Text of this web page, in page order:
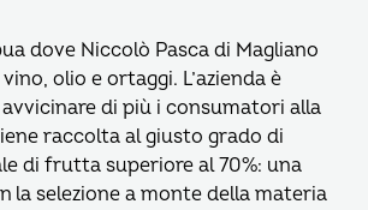
dove Niccolò Pasca di Magliano
olio e ortaggi. L’azienda è
di più i consumatori alla
raccolta al giusto grado di
di frutta superiore al 70%: una
la selezione a monte della materia